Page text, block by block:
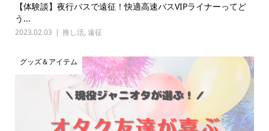
【体験談】夜行バスで遠征！快適高速バスVIPライナーってど
う...
2023.02.03 推し活, 遠征
グッズ＆アイテム